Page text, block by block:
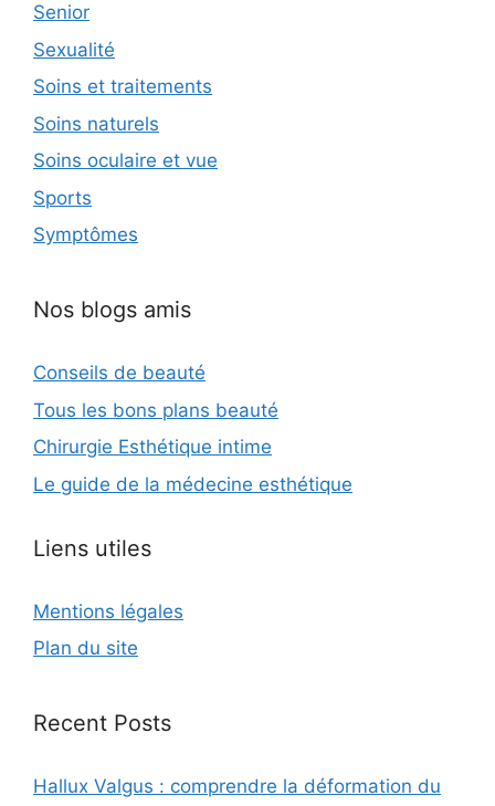
Senior
Sexualité
Soins et traitements
Soins naturels
Soins oculaire et vue
Sports
Symptômes
Nos blogs amis
Conseils de beauté
Tous les bons plans beauté
Chirurgie Esthétique intime
Le guide de la médecine esthétique
Liens utiles
Mentions légales
Plan du site
Recent Posts
Hallux Valgus : comprendre la déformation du